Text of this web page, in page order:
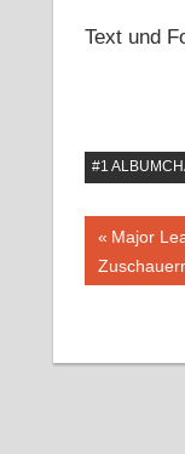
Text und
#1
Beitrag:
Major